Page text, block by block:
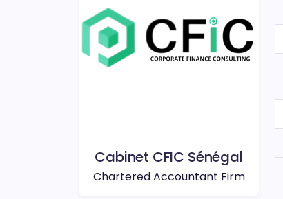
Cabinet CFIC Sénégal
Chartered Accountant Firm